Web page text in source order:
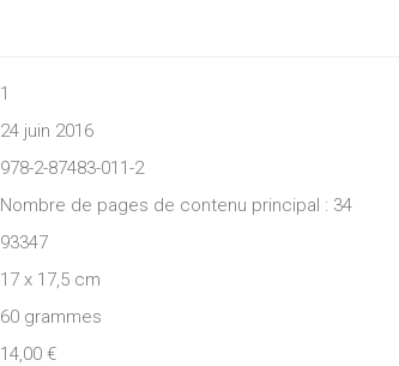
1
24 juin 2016
978-2-87483-011-2
Nombre de pages de contenu principal : 34
93347
17 x 17,5 cm
60 grammes
14,00 €